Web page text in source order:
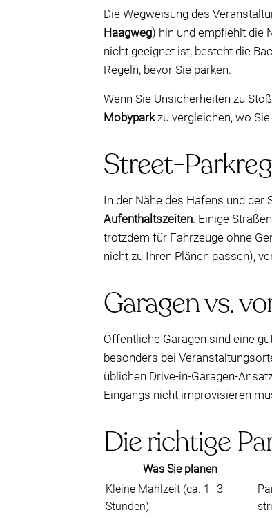
Die Wegweisung des
Haagweg) hin und empfiehlt die
nicht geeignet ist, besteht die
Regeln, bevor Sie parken.
Wenn Sie Unsicherheiten zu
Mobyparkzu vergleichen, wo
Street-
In der Nähe des Hafens und der
Aufenthaltszeiten. Einige
trotzdem für Fahrzeuge ohne
nicht zu Ihren Plänen passen),
Garagen vs.
Öffentliche Garagen sind eine
besonders bei
üblichen Drive-in-Garagen-
Eingangs nicht improvisieren
Die richtige
Was Sie planen
Kleine Mahlzeit (ca. 1–3
Stunden)